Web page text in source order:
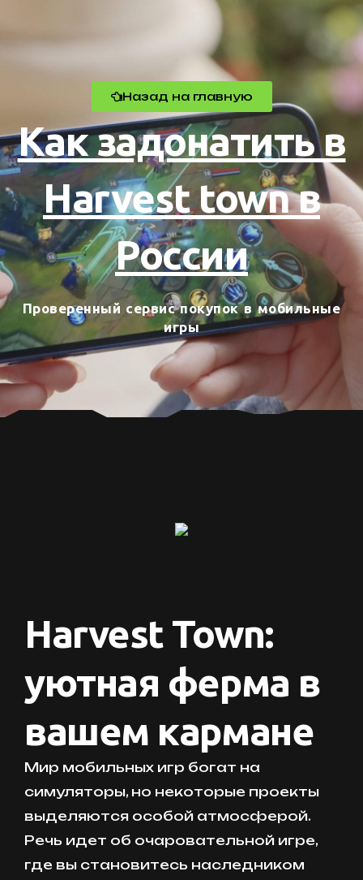
Назад на главную
Как задонатить в
Harvest town в
России
Проверенный сервис покупок в мобильные
игры
Harvest Town:
уютная ферма в
вашем кармане
Мир мобильных игр богат на
симуляторы, но некоторые проекты
выделяются особой атмосферой.
Речь идет об очаровательной игре,
где вы становитесь наследником